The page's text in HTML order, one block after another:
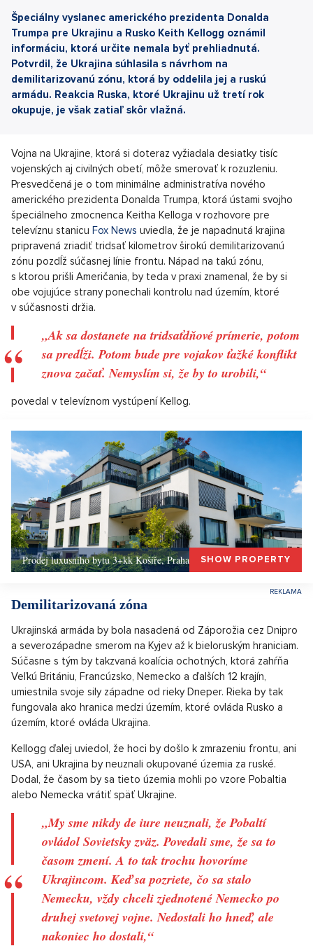
Špeciálny vyslanec amerického prezidenta Donalda
Trumpa pre Ukrajinu a Rusko Keith Kellogg oznámil
informáciu, ktorá určite nemala byť prehliadnutá.
Potvrdil, že Ukrajina súhlasila s návrhom na
demilitarizovanú zónu, ktorá by oddelila jej a ruskú
armádu. Reakcia Ruska, ktoré Ukrajinu už tretí rok
okupuje, je však zatiaľ skôr vlažná.
Vojna na Ukrajine, ktorá si doteraz vyžiadala desiatky tisíc
vojenských aj civilných obetí, môže smerovať k rozuzleniu.
Presvedčená je o tom minimálne administratíva nového
amerického prezidenta Donalda Trumpa, ktorá ústami svojho
špeciálneho zmocnenca Keitha Kelloga v rozhovore pre
televíznu stanicu Fox News uviedla, že je napadnutá krajina
pripravená zriadiť tridsať kilometrov širokú demilitarizovanú
zónu pozdĺž súčasnej línie frontu. Nápad na takú zónu,
s ktorou prišli Američania, by teda v praxi znamenal, že by si
obe vojujúce strany ponechali kontrolu nad územím, ktoré
v súčasnosti držia.
„Ak sa dostanete na tridsaťdňové prímerie, potom
sa predĺži. Potom bude pre vojakov ťažké konflikt
znova začať. Nemyslím si, že by to urobili,“
povedal v televíznom vystúpení Kellog.
Prodej luxusního bytu 3+kk Košíře, Praha 5 –, Praha 5SHOW PROPERTY
Demilitarizovaná zóna
Ukrajinská armáda by bola nasadená od Záporožia cez Dnipro
a severozápadne smerom na Kyjev až k bieloruským hraniciam.
Súčasne s tým by takzvaná koalícia ochotných, ktorá zahŕňa
Veľkú Britániu, Francúzsko, Nemecko a ďalších 12 krajín,
umiestnila svoje sily západne od rieky Dneper. Rieka by tak
fungovala ako hranica medzi územím, ktoré ovláda Rusko a
územím, ktoré ovláda Ukrajina.
Kellogg ďalej uviedol, že hoci by došlo k zmrazeniu frontu, ani
USA, ani Ukrajina by neuznali okupované územia za ruské.
Dodal, že časom by sa tieto územia mohli po vzore Pobaltia
alebo Nemecka vrátiť späť Ukrajine.
„My sme nikdy de iure neuznali, že Pobaltí
ovládol Sovietsky zväz. Povedali sme, že sa to
časom zmení. A to tak trochu hovoríme
Ukrajincom. Keď sa pozriete, čo sa stalo
Nemecku, vždy chceli zjednotené Nemecko po
druhej svetovej vojne. Nedostali ho hneď, ale
nakoniec ho dostali,“